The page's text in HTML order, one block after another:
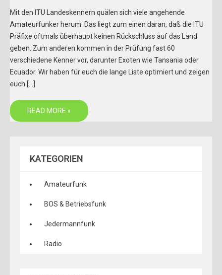
Mit den ITU Landeskennern quälen sich viele angehende
Amateurfunker herum. Das liegt zum einen daran, daß die ITU
Präfixe oftmals überhaupt keinen Rückschluss auf das Land
geben. Zum anderen kommen in der Prüfung fast 60
verschiedene Kenner vor, darunter Exoten wie Tansania oder
Ecuador. Wir haben für euch die lange Liste optimiert und zeigen
euch […]
READ MORE »
KATEGORIEN
Amateurfunk
BOS & Betriebsfunk
Jedermannfunk
Radio